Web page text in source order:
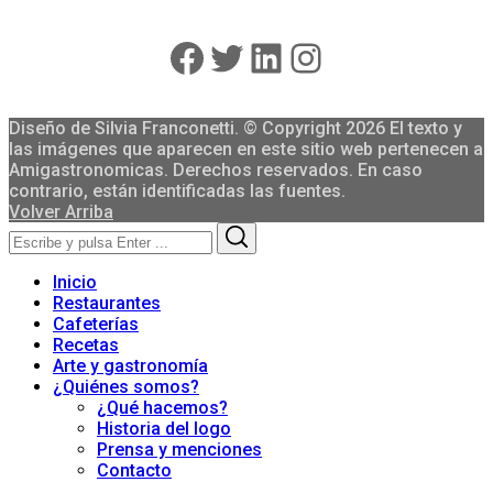
Facebook
Twitter
LinkedIn
Instagram
Diseño de Silvia Franconetti. © Copyright 2026 El texto y
las imágenes que aparecen en este sitio web pertenecen a
Amigastronomicas. Derechos reservados. En caso
contrario, están identificadas las fuentes.
Volver Arriba
Search
for:
Inicio
Restaurantes
Cafeterías
Recetas
Arte y gastronomía
¿Quiénes somos?
¿Qué hacemos?
Historia del logo
Prensa y menciones
Contacto